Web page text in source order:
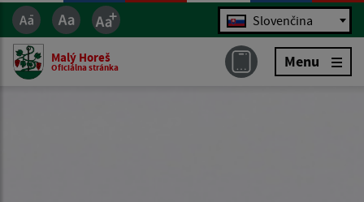
Jazyk Slovenčina
Malý Horeš
Oficiálna stránka Menu